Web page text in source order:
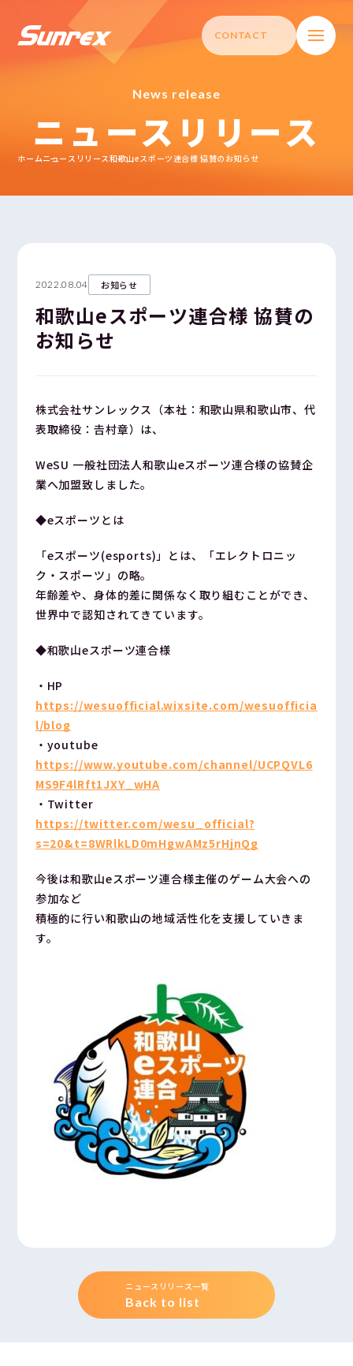
ホーム
REXASS | CORE
TRY +
企業情報
採用情報
お問い合わせ／資料請求
Contact us
CONTACT
News release
ニュースリリース
ホームニュースリリース和歌山eスポーツ連合様 協賛のお知らせ
2022.08.04 お知らせ
和歌山eスポーツ連合様 協賛の
お知らせ
株式会社サンレックス（本社：和歌山県和歌山市、代
表取締役：𠮷村章）は、
WeSU 一般社団法人和歌山eスポーツ連合様の協賛企
業へ加盟致しました。
◆eスポーツとは
「eスポーツ(esports)」とは、「エレクトロニッ
ク・スポーツ」の略。
年齢差や、身体的差に関係なく取り組むことができ、
世界中で認知されてきています。
◆和歌山eスポーツ連合様
・HP
https://wesuofficial.wixsite.com/wesuofficia
l/blog
・youtube
https://www.youtube.com/channel/UCPQVL6
MS9F4lRft1JXY_wHA
・Twitter
https://twitter.com/wesu_official?
s=20&t=8WRlkLD0mHgwAMz5rHjnQg
今後は和歌山eスポーツ連合様主催のゲーム大会への
参加など
積極的に行い和歌山の地域活性化を支援していきま
す。
ニュースリリース一覧
Back to list